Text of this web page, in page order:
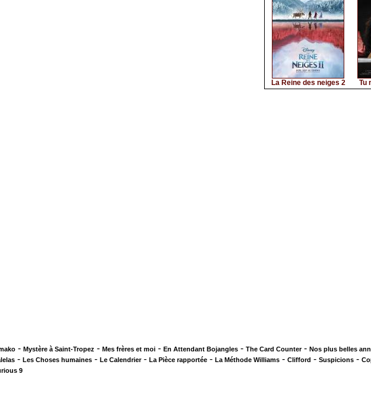
La Reine des neiges 2 Tu
- Mystère à Saint-Tropez - Mes frères et moi - En Attendant Bojangles - The Card Counter- Nos plus belles
- Les Choses humaines - Le Calendrier- La Pièce rapportée - La Méthode Williams - Clifford - Suspicions -
9